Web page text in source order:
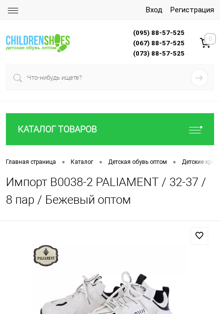
Вход Регистрация
(095) 88-57-525
(067) 88-57-525
(073) 88-57-525
0
КАТАЛОГ ТОВАРОВ
Главная страница • Каталог • Детская обувь оптом • Детские
Импорт B0038-2 PALIAMENT / 32-37 /
8 пар / Бежевый оптом